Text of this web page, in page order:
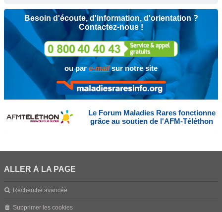
Besoin d'écoute, d'information, d'orientation ?
Contactez-nous !
ou pare-mailsur notre site
Le Forum Maladies Rares fonctionne
grâce au soutien de l'AFM-Téléthon
ALLER À LA PAGE
Recherche avancée
Supprimer les cookies